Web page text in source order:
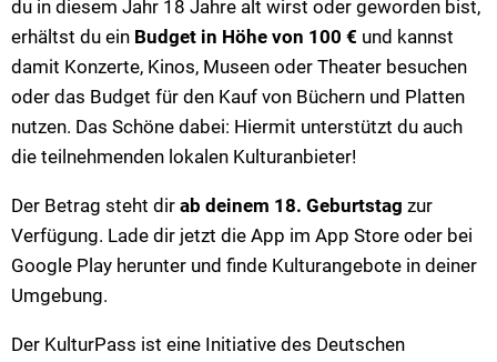
du in diesem Jahr 18 Jahre alt wirst oder geworden bist,
erhältst du ein Budget in Höhe von 100 € und kannst
damit Konzerte, Kinos, Museen oder Theater besuchen
oder das Budget für den Kauf von Büchern und Platten
nutzen. Das Schöne dabei: Hiermit unterstützt du auch
die teilnehmenden lokalen Kulturanbieter!
Der Betrag steht dir ab deinem 18. Geburtstag zur
Verfügung. Lade dir jetzt die App im App Store oder bei
Google Play herunter und finde Kulturangebote in deiner
Umgebung.
Der KulturPass ist eine Initiative des Deutschen